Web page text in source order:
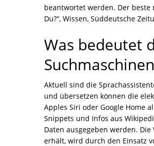
beantwortet werden. Der beste
Du?“, Wissen, Süddeutsche
Was bedeutet
Aktuell sind die
und übersetzen können die
Apples Siri oder Google Home
Snippets und Infos aus
Daten ausgegeben werden.
erhält, wird durch den Einsatz